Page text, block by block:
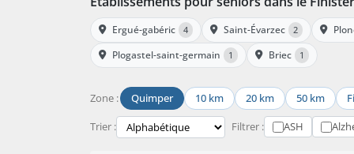
Ergué-gabéric 4 Saint-Évarzec 2
Plogastel-saint-germain
1 Briec 1
Zone : Quimper 10 km 20 km 50 km
Trier : Filtrer : ASH